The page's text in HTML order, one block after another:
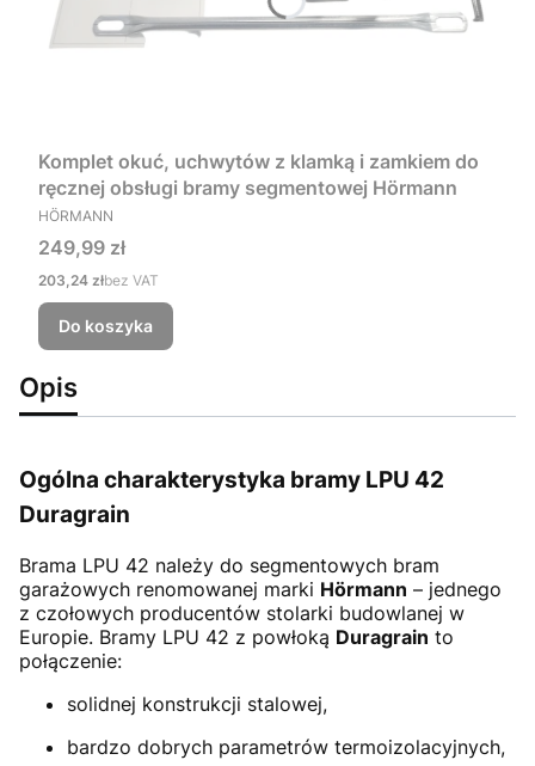
Komplet okuć, uchwytów z klamką i zamkiem do
ręcznej obsługi bramy segmentowej Hörmann
PRODUCENT
HÖRMANN
Cena
249,99 zł
Cena
203,24 złbez VAT
Do koszyka
Opis
Ogólna charakterystyka bramy LPU 42
Duragrain
Brama LPU 42 należy do segmentowych bram
garażowych renomowanej marki Hörmann – jednego
z czołowych producentów stolarki budowlanej w
Europie. Bramy LPU 42 z powłoką Duragrain to
połączenie:
solidnej konstrukcji stalowej,
bardzo dobrych parametrów termoizolacyjnych,